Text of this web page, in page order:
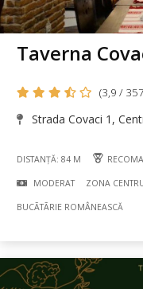
Taverna
(3,9 /
Strada Covaci 1,
DISTANȚĂ: 84 M
MODERAT ZONA
BUCÃTÃRIE ROMÂNEASCĂ